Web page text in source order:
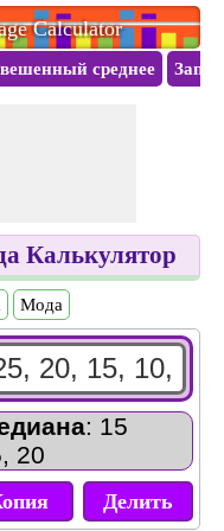
Calculator
среднее Запас
Калькулятор
Mода
: 15
20
Делить